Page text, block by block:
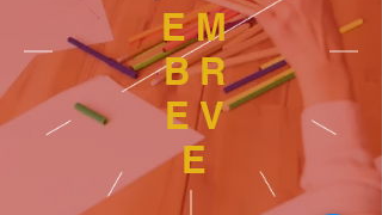
EM
BR
EV
E